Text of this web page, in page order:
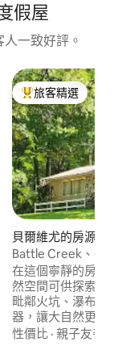
假屋
一致好評。
中獲得 4.93 的平
旅客精選榜首
旅客精選
貝爾維尤的房源
Battle Creek、
靜樹林
在這個寧靜的房源
然空間可供探索和
毗鄰火坑、瀑布/
器，讓大自然更接近您。 穿越
的半英裏小徑。 保留了1960年代的廚房和
性價比 ·親子友善